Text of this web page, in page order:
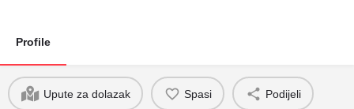
Profile
Upute za dolazak Spasi Podijeli